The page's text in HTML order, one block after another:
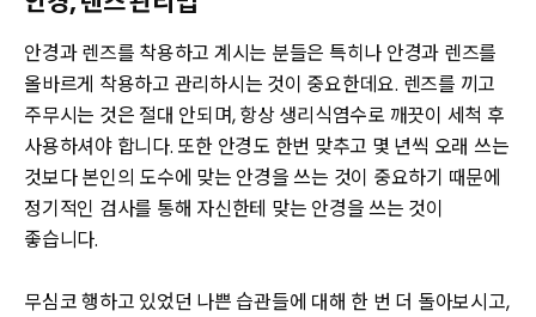
안경과 렌즈를 착용하고 계시는 분들은 특히나 안경과 렌즈를
올바르게 착용하고 관리하시는 것이 중요한데요. 렌즈를 끼고
주무시는 것은 절대 안되며, 항상 생리식염수로 깨끗이 세척 후
사용하셔야 합니다. 또한 안경도 한번 맞추고 몇 년씩 오래 쓰는
것보다 본인의 도수에 맞는 안경을 쓰는 것이 중요하기 때문에
정기적인 검사를 통해 자신한테 맞는 안경을 쓰는 것이
좋습니다.
무심코 행하고 있었던 나쁜 습관들에 대해 한 번 더 돌아보시고,